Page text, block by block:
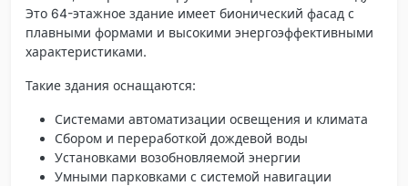
Это 64-этажное здание имеет бионический фасад с
плавными формами и высокими энергоэффективными
характеристиками.
Такие здания оснащаются:
Системами автоматизации освещения и климата
Сбором и переработкой дождевой воды
Установками возобновляемой энергии
Умными парковками с системой навигации